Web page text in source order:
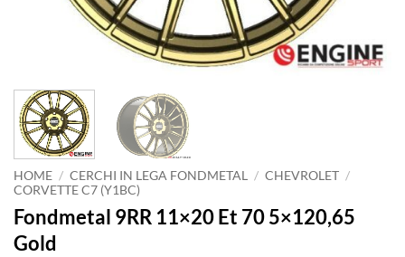
HOME / CERCHI IN LEGA FONDMETAL / CHEVROLET /
CORVETTE C7 (Y1BC)
Fondmetal 9RR 11×20 Et 70 5×120,65
Gold